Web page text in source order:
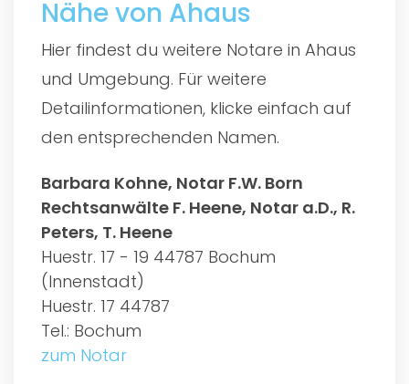
Nähe von Ahaus
Hier findest du weitere Notare in Ahaus
und Umgebung. Für weitere
Detailinformationen, klicke einfach auf
den entsprechenden Namen.
Barbara Kohne, Notar F.W. Born
Rechtsanwälte F. Heene, Notar a.D., R.
Peters, T. Heene
Huestr. 17 - 19 44787 Bochum
(Innenstadt)
Huestr. 17 44787
Tel.: Bochum
zum Notar